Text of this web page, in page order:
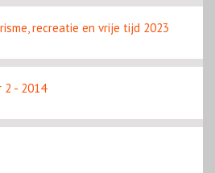
recreatie en vrije tijd 2023
2 - 2014